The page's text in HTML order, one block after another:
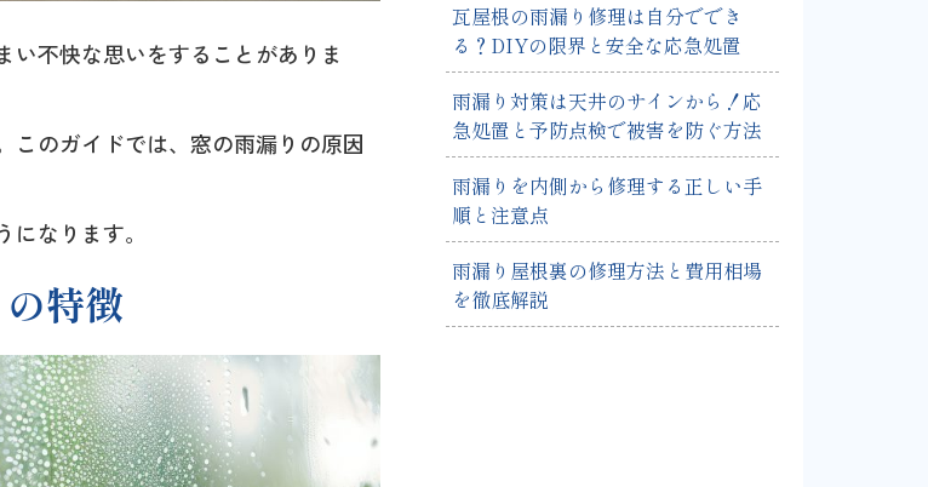
い不快な思いをすることがありま
このガイドでは、窓の雨漏りの原因
なります。
特徴
瓦屋根の雨漏り修理は自分ででき
る？DIYの限界と安全な応急処置
雨漏り対策は天井のサインから！応
急処置と予防点検で被害を防ぐ方法
雨漏りを内側から修理する正しい手
順と注意点
雨漏り屋根裏の修理方法と費用相場
を徹底解説